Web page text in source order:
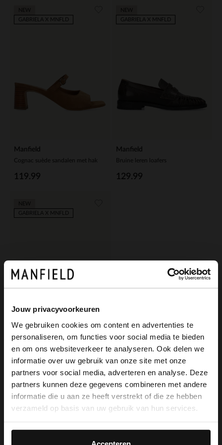
Jouw privacyvoorkeuren
We gebruiken cookies om content en advertenties te
personaliseren, om functies voor social media te bieden
en om ons websiteverkeer te analyseren. Ook delen we
informatie over uw gebruik van onze site met onze
partners voor social media, adverteren en analyse. Deze
partners kunnen deze gegevens combineren met andere
informatie die u aan ze heeft verstrekt of die ze hebben
verzameld op basis van uw gebruik van hun services.
Manfield
Cognac suède sandalen met hak
119.99
GABRIELA X MNFLD
Manfield
Bruine leren loafers
129.99
GABRIELA X MNFLD
119.99
GABRIELA X MNFLD
×
View this website in English?
It looks like your language isn't Dutch. Would
you like to switch to English?
English